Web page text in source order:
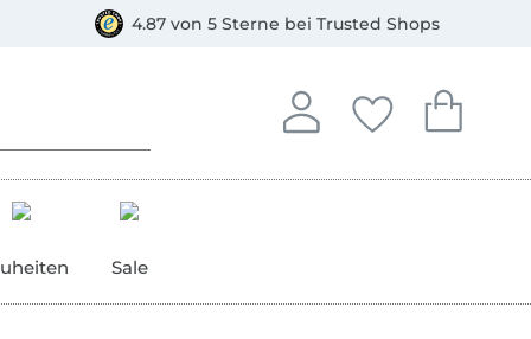
4.87 von 5 Sterne bei Trusted Shops
Anmelden
In deinem Konto
Deine
Du hast keine
Dein
Du hast
Sale